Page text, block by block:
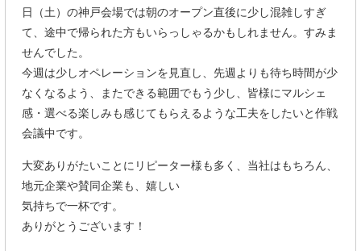
日（土）の神戸会場では朝のオープン直後に少し混雑しすぎ
て、途中で帰られた方もいらっしゃるかもしれません。すみま
せんでした。
今週は少しオペレーションを見直し、先週よりも待ち時間が少
なくなるよう、またできる範囲でもう少し、皆様にマルシェ
感・選べる楽しみも感じてもらえるような工夫をしたいと作戦
会議中です。
大変ありがたいことにリピーター様も多く、当社はもちろん、
地元企業や賛同企業も、嬉しい
気持ちで一杯です。
ありがとうございます！